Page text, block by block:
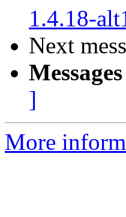
1.4.18-
Next
]
More